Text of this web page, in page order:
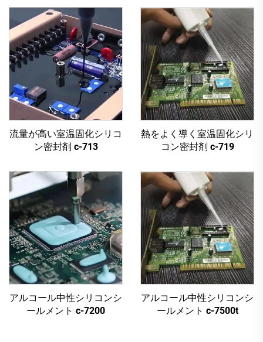
流量が高い室温固化シリコ
ン密封剤 c-713
熱をよく導く室温固化シリ
コン密封剤 c-719
アルコール中性シリコンシ
ールメント c-7200
アルコール中性シリコンシ
ールメント c-7500t